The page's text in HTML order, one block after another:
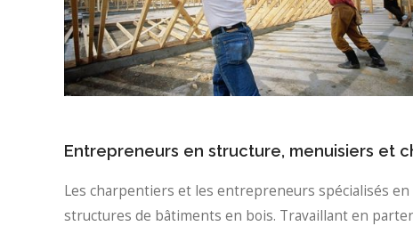
Entrepreneurs en structure, menuisiers et
Les charpentiers et les entrepreneurs spécialisés
structures de bâtiments en bois. Travaillant en